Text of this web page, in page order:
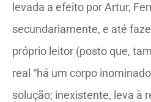
levada a efeito por Artur,
secundariamente, e até
próprio leitor (posto que,
real “há um corpo
solução; inexistente, leva à